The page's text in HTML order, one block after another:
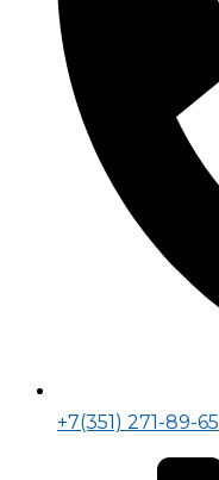
+7(351) 271-89-65